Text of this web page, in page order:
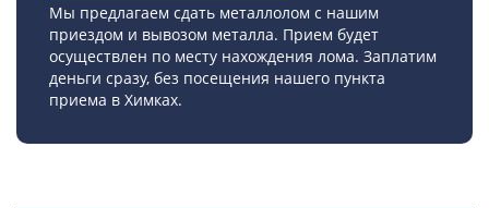
Мы предлагаем сдать металлолом с нашим
приездом и вывозом металла. Прием будет
осуществлен по месту нахождения лома. Заплатим
деньги сразу, без посещения нашего пункта
приема в Химках.